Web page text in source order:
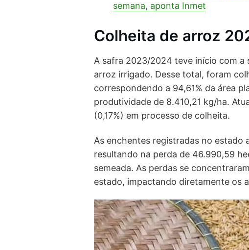
semana, aponta Inmet
Colheita de arroz
A safra 2023/2024 teve início com a
arroz irrigado. Desse total, foram
correspondendo a 94,61% da área
produtividade de 8.410,21 kg/ha.
(0,17%) em processo de colheita.
As enchentes registradas no
resultando na perda de 46.990,59
semeada. As perdas se
estado, impactando diretamente os